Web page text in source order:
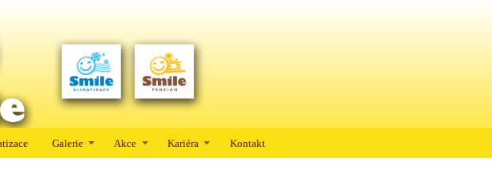
Galerie Akce Kariéra Kontakt